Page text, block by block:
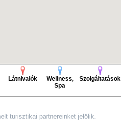
Látnivalók
Wellness,
Spa
Szolgáltatások
turisztikai partnereinket jelölik.